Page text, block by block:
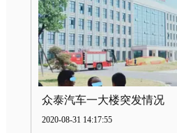
众泰汽车一大楼突发情况
2020-08-31 14:17:55